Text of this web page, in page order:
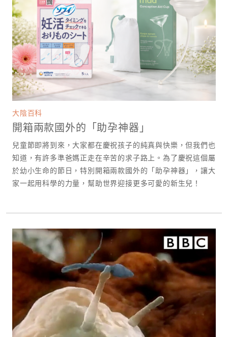
大陰百科
開箱兩款國外的「助孕神器」
兒童節即將到來，大家都在慶祝孩子的純真與快樂，但我們也
知道，有許多準爸媽正走在辛苦的求子路上。為了慶祝這個屬
於幼小生命的節日，特別開箱兩款國外的「助孕神器」，讓大
家一起用科學的力量，幫助世界迎接更多可愛的新生兒！